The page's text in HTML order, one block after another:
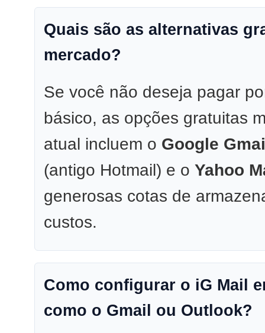
Quais são as alternativas
mercado?
Se você não deseja pagar
básico, as opções gratuitas
atual incluem o Google
(antigo Hotmail) e o Yahoo
generosas cotas de
custos.
Como configurar o iG Mail
como o Gmail ou Outlook?